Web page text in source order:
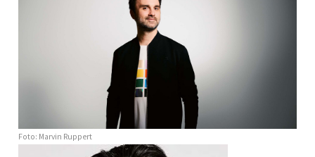
Foto: Marvin Ruppert